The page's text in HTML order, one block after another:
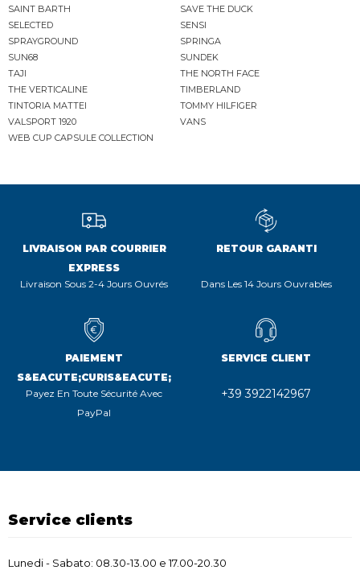
SAINT BARTH
SAVE THE DUCK
SELECTED
SENSI
SPRAYGROUND
SPRINGA
SUN68
SUNDEK
TAJI
THE NORTH FACE
THE VERTICALINE
TIMBERLAND
TINTORIA MATTEI
TOMMY HILFIGER
VALSPORT 1920
VANS
WEB CUP CAPSULE COLLECTION
LIVRAISON PAR COURRIER
EXPRESS
Livraison Sous 2-4 Jours Ouvrés
RETOUR GARANTI
Dans Les 14 Jours Ouvrables
PAIEMENT
S&EACUTE;CURIS&EACUTE;
Payez En Toute Sécurité Avec
PayPal
SERVICE CLIENT
+39 3922142967
Service clients
Lunedi - Sabato: 08.30-13.00 e 17.00-20.30